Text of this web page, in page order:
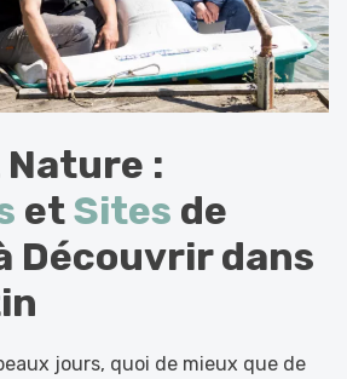
:
etSites de
Découvrir dans
jours, quoi de mieux que de